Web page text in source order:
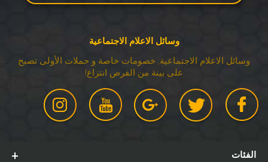
وسائل الاعلام الاجتماعية
وسائل الاعلام الاجتماعية, خصومات خاصة و حملات الأولى تصبح
على بينة من الفرص انتزاع!
الفئات